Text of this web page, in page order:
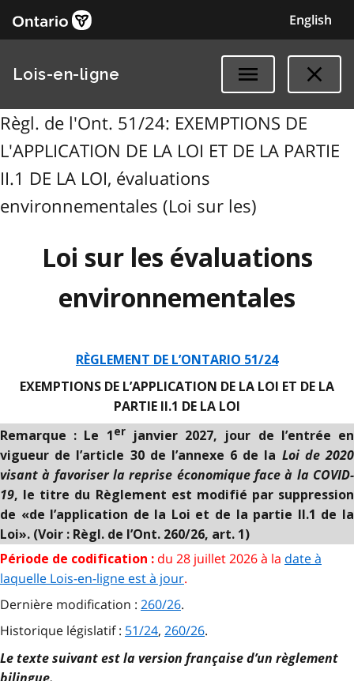
English
Lois-en-ligne
Règl. de l'Ont. 51/24: EXEMPTIONS DE
L'APPLICATION DE LA LOI ET DE LA PARTIE
II.1 DE LA LOI, évaluations
environnementales (Loi sur les)
Loi sur les évaluations
environnementales
RÈGLEMENT DE L’ONTARIO 51/24
EXEMPTIONS DE L’APPLICATION DE LA LOI ET DE LA
PARTIE II.1 DE LA LOI
Remarque : Le 1 er
janvier 2027, jour de l’entrée en
vigueur de l’article 30 de l’annexe 6 de la Loi de 2020
visant à favoriser la reprise économique face à la COVID-
19, le titre du Règlement est modifié par suppression
de «de l’application de la Loi et de la partie II.1 de la
Loi». (Voir : Règl. de l’Ont. 260/26, art. 1)
Période de codification : du 28 juillet 2026 à la date à
laquelle Lois-en-ligne est à jour.
Dernière modification : 260/26.
Historique législatif : 51/24, 260/26.
Le texte suivant est la version française d’un règlement